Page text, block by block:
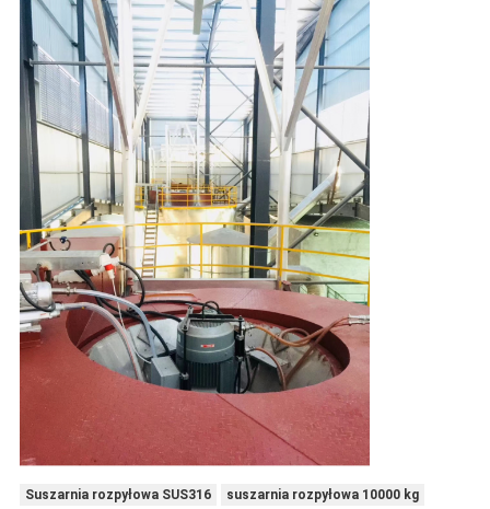
Suszarnia rozpyłowa SUS316
suszarnia rozpyłowa 10000 kg